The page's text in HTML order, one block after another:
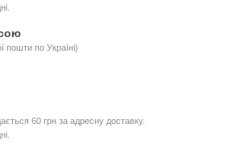
пошти по Україні)
60 грн за адресну доставку.